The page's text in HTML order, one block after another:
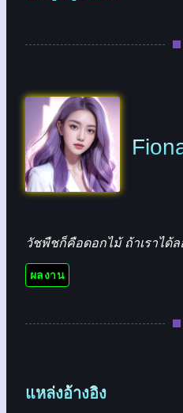
วัชพืชก็คือดอกไม้ ถ้าเราได้
ผลงาน
แหล่งอ้างอิง